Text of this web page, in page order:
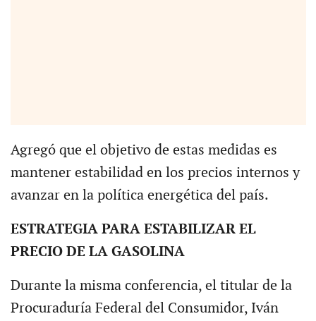
Agregó que el objetivo de estas medidas es
mantener estabilidad en los precios internos y
avanzar en la política energética del país.
ESTRATEGIA PARA ESTABILIZAR EL
PRECIO DE LA GASOLINA
Durante la misma conferencia, el titular de la
Procuraduría Federal del Consumidor, Iván